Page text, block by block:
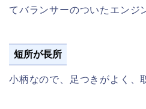
てバランサーのついたエンジ
短所が長所
小柄なので、足つきがよく、